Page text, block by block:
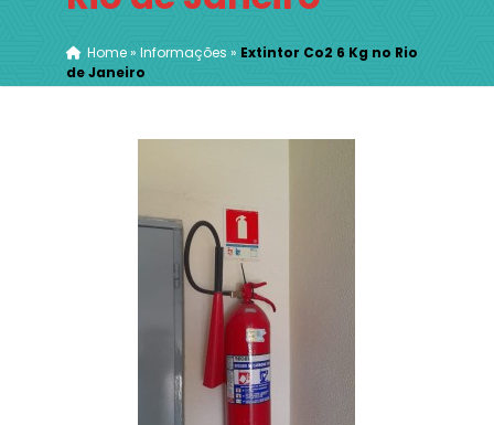
Home» Informações » Extintor Co2 6 Kg no Rio
de Janeiro